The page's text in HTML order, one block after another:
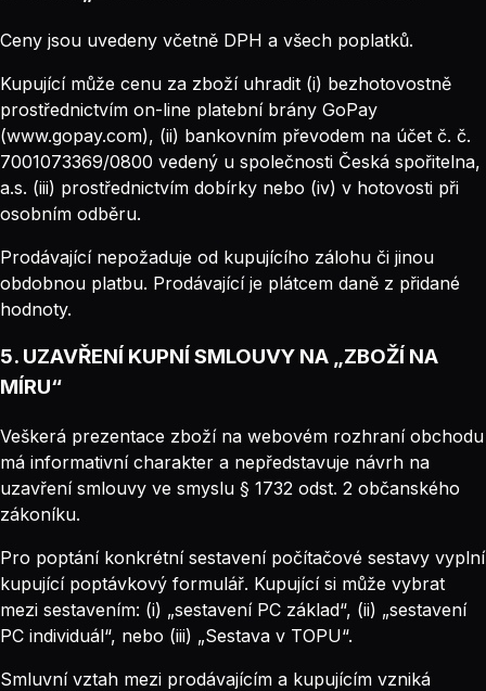
Ceny jsou uvedeny včetně DPH a všech poplatků.
Kupující může cenu za zboží uhradit (i) bezhotovostně
prostřednictvím on-line platební brány GoPay
(www.gopay.com), (ii) bankovním převodem na účet č. č.
7001073369/0800 vedený u společnosti Česká spořitelna,
a.s. (iii) prostřednictvím dobírky nebo (iv) v hotovosti při
osobním odběru.
Prodávající nepožaduje od kupujícího zálohu či jinou
obdobnou platbu. Prodávající je plátcem daně z přidané
hodnoty.
5. UZAVŘENÍ KUPNÍ SMLOUVY NA „ZBOŽÍ NA
MÍRU“
Veškerá prezentace zboží na webovém rozhraní obchodu
má informativní charakter a nepředstavuje návrh na
uzavření smlouvy ve smyslu § 1732 odst. 2 občanského
zákoníku.
Pro poptání konkrétní sestavení počítačové sestavy vyplní
kupující poptávkový formulář. Kupující si může vybrat
mezi sestavením: (i) „sestavení PC základ“, (ii) „sestavení
PC individuál“, nebo (iii) „Sestava v TOPU“.
Smluvní vztah mezi prodávajícím a kupujícím vzniká